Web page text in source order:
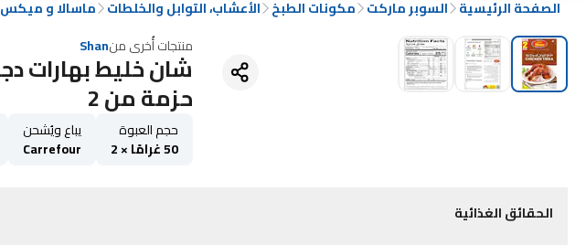
الصفحة الرئيسية السوبر ماركت مكونات الطبخ الأعشاب، التوابل والخلطات ماسالا و ميكس
منتجات أُخرى منShan
حزمة من 2
حجم العبوة
50 غرامًا × 2
يباع ويُشحن
Carrefour
الحقائق الغذائية